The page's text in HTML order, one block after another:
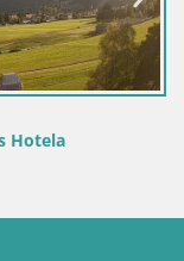
Web kamera Senj